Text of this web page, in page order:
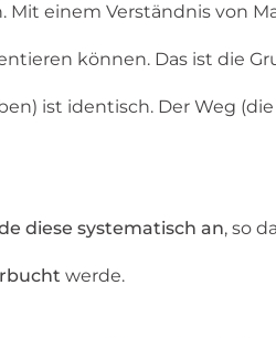
einem Verständnis von
können. Das ist die
ist identisch. Der Weg
diese systematisch an, so
werde.